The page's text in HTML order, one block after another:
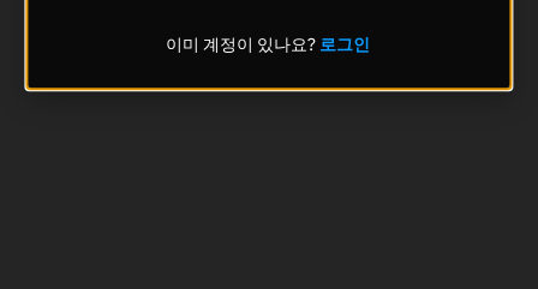
이미 계정이 있나요? 로그인